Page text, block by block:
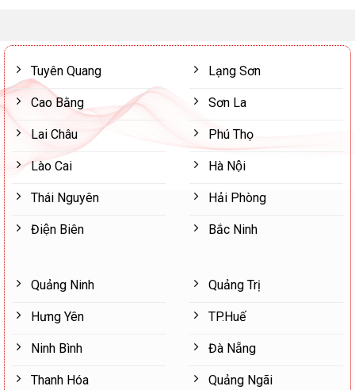
Tuyên Quang
Cao Bằng
Lai Châu
Lào Cai
Thái Nguyên
Điện Biên
Lạng Sơn
Sơn La
Phú Thọ
Hà Nội
Hải Phòng
Bắc Ninh
Quảng Ninh
Hưng Yên
Ninh Bình
Thanh Hóa
Quảng Trị
TP.Huế
Đà Nẵng
Quảng Ngãi